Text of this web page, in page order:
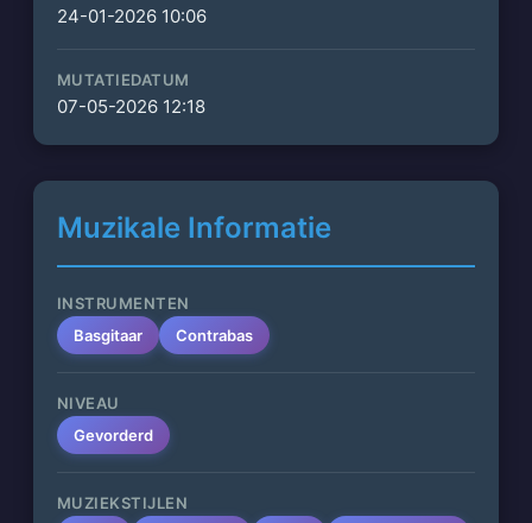
24-01-2026 10:06
MUTATIEDATUM
07-05-2026 12:18
Muzikale Informatie
INSTRUMENTEN
Basgitaar
Contrabas
NIVEAU
Gevorderd
MUZIEKSTIJLEN